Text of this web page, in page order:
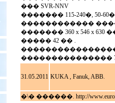
��� SVR-NNV
������� 115-240�, 50-
������������
������� 360 x 546 x 630
����� 42 �� .
���������������
31.05.2011 KUKA , Fanuk, ABB.
�\� ������. http://